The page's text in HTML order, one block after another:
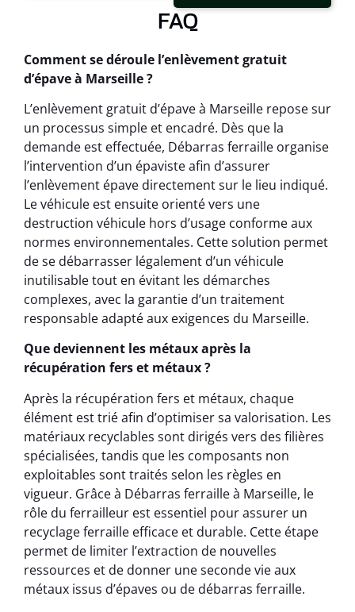
FAQ
Comment se déroule l’enlèvement gratuit
d’épave à Marseille ?
L’enlèvement gratuit d’épave à Marseille repose sur
un processus simple et encadré. Dès que la
demande est effectuée, Débarras ferraille organise
l’intervention d’un épaviste afin d’assurer
l’enlèvement épave directement sur le lieu indiqué.
Le véhicule est ensuite orienté vers une
destruction véhicule hors d’usage conforme aux
normes environnementales. Cette solution permet
de se débarrasser légalement d’un véhicule
inutilisable tout en évitant les démarches
complexes, avec la garantie d’un traitement
responsable adapté aux exigences du Marseille.
Que deviennent les métaux après la
récupération fers et métaux ?
Après la récupération fers et métaux, chaque
élément est trié afin d’optimiser sa valorisation. Les
matériaux recyclables sont dirigés vers des filières
spécialisées, tandis que les composants non
exploitables sont traités selon les règles en
vigueur. Grâce à Débarras ferraille à Marseille, le
rôle du ferrailleur est essentiel pour assurer un
recyclage ferraille efficace et durable. Cette étape
permet de limiter l’extraction de nouvelles
ressources et de donner une seconde vie aux
métaux issus d’épaves ou de débarras ferraille.